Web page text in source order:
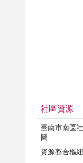
社區資源
臺南市南區
圖
資源整合樞